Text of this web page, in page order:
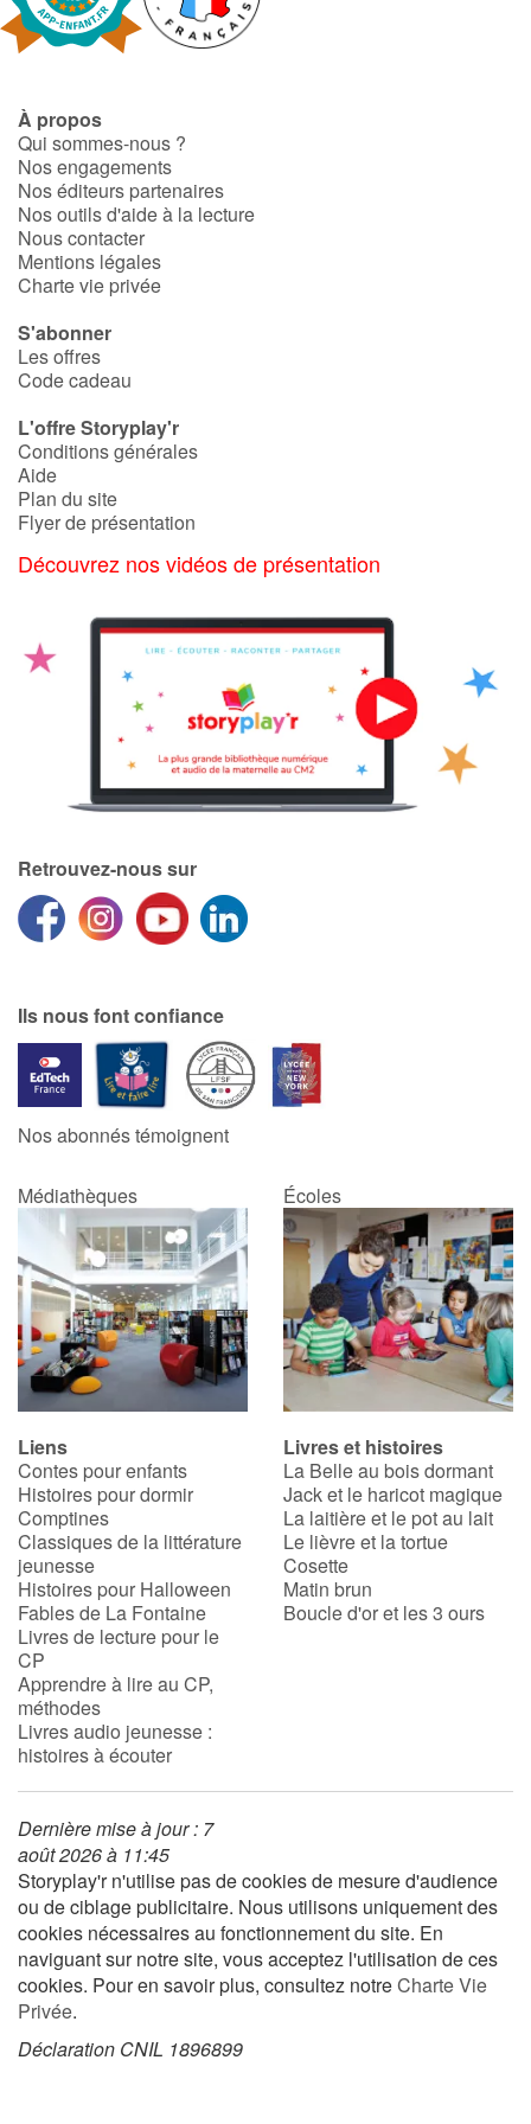
Fable, mythe, littérature et poésie
Ogres, monstres et sorcières
Héroïnes et héros
Écologie, nature, saisons
Les animaux
Voyage, épopée, enquête, aventure
Autour du monde
Apprentissage
Art, espace, activité
En famille
Quotidien et loisirs
Amour et amitié
Sujets de société
Formats et illustrations
Catalogue anglais
Contraste +
Aide
Accueil
Famille
Écoles
Médiathèques
Vidéos & Tutoriaux
Blog
Actualités
Rencontres et témoignages
Contes d'ici et d'ailleurs
Autour de la lecture
Apprendre à lire
Livre audio
À propos
Qui sommes-nous ?
Nos engagements
Nos éditeurs partenaires
Nos outils d'aide à la lecture
Nous contacter
Mentions légales
Charte vie privée
S'abonner
Les offres
Code cadeau
L'offre Storyplay'r
Conditions générales
Aide
Plan du site
Flyer de présentation
Découvrez nos vidéos de présentation
Retrouvez-nous sur
Ils nous font confiance
Nos abonnés témoignent
Médiathèques Écoles
Liens
Contes pour enfants
Histoires pour dormir
Comptines
Classiques de la littérature
jeunesse
Histoires pour Halloween
Fables de La Fontaine
Livres de lecture pour le
CP
Apprendre à lire au CP,
méthodes
Livres audio jeunesse :
histoires à écouter
Livres et histoires
La Belle au bois dormant
Jack et le haricot magique
La laitière et le pot au lait
Le lièvre et la tortue
Cosette
Matin brun
Boucle d'or et les 3 ours
Dernière mise à jour : 7
août 2026 à 11:45
Storyplay'r n'utilise pas de cookies de mesure d'audience
ou de ciblage publicitaire. Nous utilisons uniquement des
cookies nécessaires au fonctionnement du site. En
naviguant sur notre site, vous acceptez l'utilisation de ces
cookies. Pour en savoir plus, consultez notreCharte Vie
Privée.
Déclaration CNIL 1896899